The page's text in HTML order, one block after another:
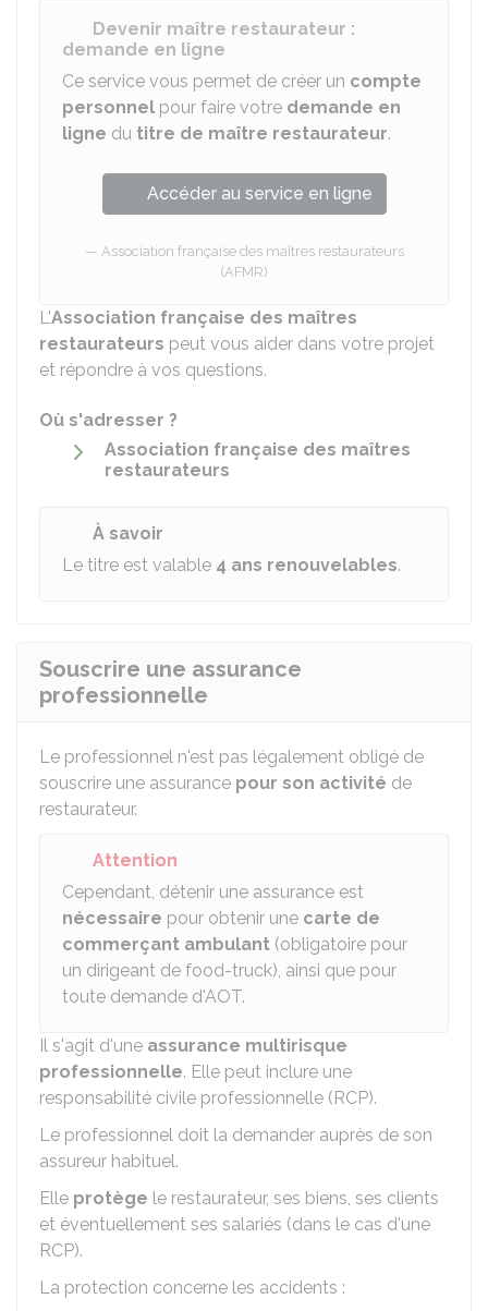
Devenir maître restaurateur :
demande en ligne
Ce service vous permet de créer un compte
personnel pour faire votre demande en
ligne du titre de maître restaurateur.
Accéder au service en ligne
Association française des maîtres restaurateurs
(AFMR)
L'Association française des maîtres
restaurateurs peut vous aider dans votre projet
et répondre à vos questions.
Où s'adresser ?
Association française des maîtres
restaurateurs
À savoir
Le titre est valable 4 ans renouvelables.
Souscrire une assurance
professionnelle
Le professionnel n'est pas légalement obligé de
souscrire une assurance pour son activité de
restaurateur.
Attention
Cependant, détenir une assurance est
nécessaire pour obtenir une carte de
commerçant ambulant (obligatoire pour
un dirigeant de food-truck), ainsi que pour
toute demande d'AOT.
Il s'agit d'une assurance multirisque
professionnelle. Elle peut inclure une
responsabilité civile professionnelle (RCP).
Le professionnel doit la demander auprès de son
assureur habituel.
Elle protège le restaurateur, ses biens, ses clients
et éventuellement ses salariés (dans le cas d'une
RCP).
La protection concerne les accidents :